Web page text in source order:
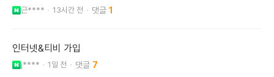
근**** 13시간 전 1
인터넷&티비 가입
j**** 1일 전 7